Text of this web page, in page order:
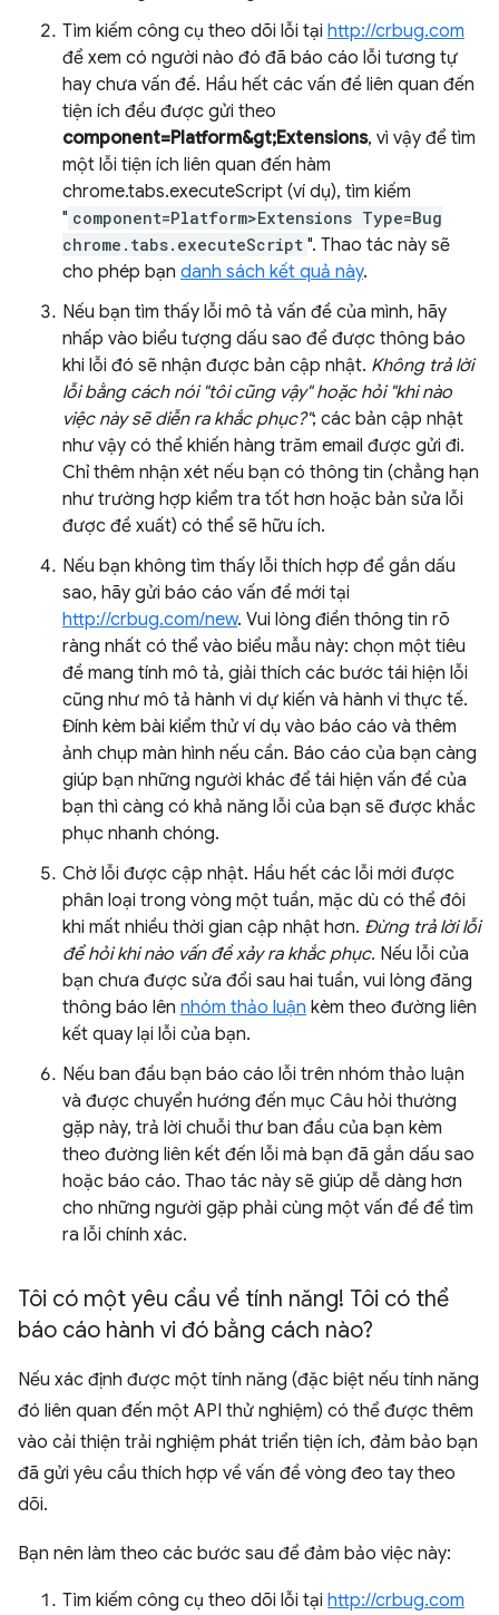
Tìm kiếm công cụ theo dõi lỗi tại http://crbug.com
để xem có người nào đó đã báo cáo lỗi tương tự
hay chưa vấn đề. Hầu hết các vấn đề liên quan đến
tiện ích đều được gửi theo
component=Platform&gt;Extensions, vì vậy để tìm
một lỗi tiện ích liên quan đến hàm
chrome.tabs.executeScript (ví dụ), tìm kiếm
" component=Platform>Extensions Type=Bug
chrome.tabs.executeScript ". Thao tác này sẽ
cho phép bạn danh sách kết quả này.
Nếu bạn tìm thấy lỗi mô tả vấn đề của mình, hãy
nhấp vào biểu tượng dấu sao để được thông báo
khi lỗi đó sẽ nhận được bản cập nhật. Không trả lời
lỗi bằng cách nói "tôi cũng vậy" hoặc hỏi "khi nào
việc này sẽ diễn ra khắc phục?"; các bản cập nhật
như vậy có thể khiến hàng trăm email được gửi đi.
Chỉ thêm nhận xét nếu bạn có thông tin (chẳng hạn
như trường hợp kiểm tra tốt hơn hoặc bản sửa lỗi
được đề xuất) có thể sẽ hữu ích.
Nếu bạn không tìm thấy lỗi thích hợp để gắn dấu
sao, hãy gửi báo cáo vấn đề mới tại
http://crbug.com/new. Vui lòng điền thông tin rõ
ràng nhất có thể vào biểu mẫu này: chọn một tiêu
đề mang tính mô tả, giải thích các bước tái hiện lỗi
cũng như mô tả hành vi dự kiến và hành vi thực tế.
Đính kèm bài kiểm thử ví dụ vào báo cáo và thêm
ảnh chụp màn hình nếu cần. Báo cáo của bạn càng
giúp bạn những người khác để tái hiện vấn đề của
bạn thì càng có khả năng lỗi của bạn sẽ được khắc
phục nhanh chóng.
Chờ lỗi được cập nhật. Hầu hết các lỗi mới được
phân loại trong vòng một tuần, mặc dù có thể đôi
khi mất nhiều thời gian cập nhật hơn. Đừng trả lời lỗi
để hỏi khi nào vấn đề xảy ra khắc phục. Nếu lỗi của
bạn chưa được sửa đổi sau hai tuần, vui lòng đăng
thông báo lên nhóm thảo luận kèm theo đường liên
kết quay lại lỗi của bạn.
Nếu ban đầu bạn báo cáo lỗi trên nhóm thảo luận
và được chuyển hướng đến mục Câu hỏi thường
gặp này, trả lời chuỗi thư ban đầu của bạn kèm
theo đường liên kết đến lỗi mà bạn đã gắn dấu sao
hoặc báo cáo. Thao tác này sẽ giúp dễ dàng hơn
cho những người gặp phải cùng một vấn đề để tìm
ra lỗi chính xác.
Tôi có một yêu cầu về tính năng! Tôi có thể
báo cáo hành vi đó bằng cách nào?
Nếu xác định được một tính năng (đặc biệt nếu tính năng
đó liên quan đến một API thử nghiệm) có thể được thêm
vào cải thiện trải nghiệm phát triển tiện ích, đảm bảo bạn
đã gửi yêu cầu thích hợp về vấn đề vòng đeo tay theo
dõi.
Bạn nên làm theo các bước sau để đảm bảo việc này:
Tìm kiếm công cụ theo dõi lỗi tại http://crbug.com